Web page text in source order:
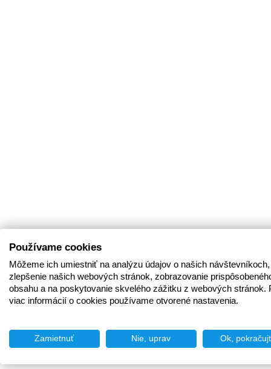
Používame cookies
Môžeme ich umiestniť na analýzu údajov o našich
zlepšenie našich webových stránok, zobrazovanie
obsahu a na poskytovanie skvelého zážitku z webových stránok.
viac informácií o cookies používame otvorené nastavenia.
Zamietnuť Nie, uprav Ok,